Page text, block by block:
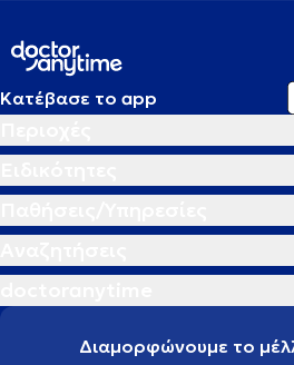
Κατέβασε το app
Διαμορφώνουμε το